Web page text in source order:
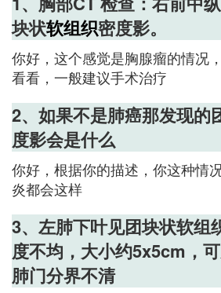
块状软组织密度影。
你好，这个感觉是胸腺瘤的情况
看看，一般建议手术治疗
2、如果不是肺癌那发现的
度影会是什么
你好，根据你的描述，你这种情
炎都会这样
3、左肺下叶见团块状软组
度不均，大小约5x5cm，
肺门分界不清